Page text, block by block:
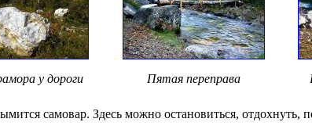
у дороги Пятая переправа
самовар. Здесь можно остановиться, отдохнуть,